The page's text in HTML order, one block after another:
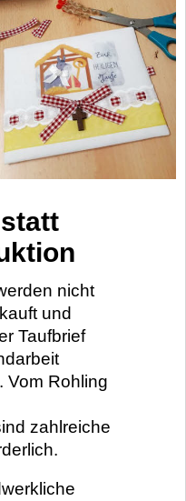
nicht
und
Taufbrief
Vom Rohling
zahlreiche